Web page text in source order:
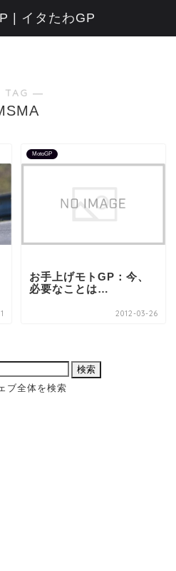
―
MotoGP
お手上げモトGP：今、
必要なことは…
2012-03-26
ブ全体を検索
| イタたわGP